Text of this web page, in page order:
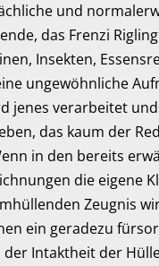
und
das Frenzi
Insekten,
ungewöhnliche
jenes verarbeitet
das kaum der
in den bereits
die eigene
Zeugnis
ein geradezu
der Intaktheit der